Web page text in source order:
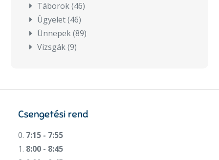
Táborok(46)
Ügyelet(46)
Ünnepek(89)
Vizsgák(9)
Csengetési rend
0. 7:15 - 7:55
1. 8:00 - 8:45